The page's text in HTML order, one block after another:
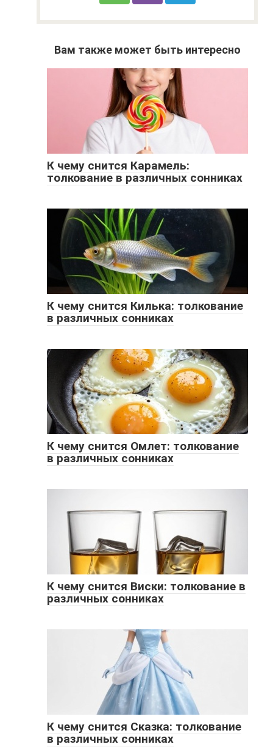
Вам также может быть интересно
К чему снится Карамель:
толкование в различных сонниках
К чему снится Килька: толкование
в различных сонниках
К чему снится Омлет: толкование
в различных сонниках
К чему снится Виски: толкование в
различных сонниках
К чему снится Сказка: толкование
в различных сонниках